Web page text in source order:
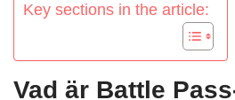
Key sections in the article:
Vad är Battle